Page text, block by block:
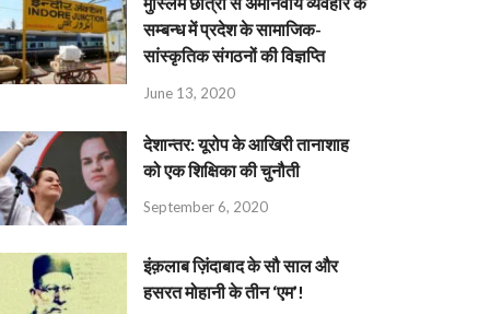
सम्बन्ध में प्रदेश के सामाजिक-
सांस्कृतिक संगठनों की विज्ञप्ति
June 13, 2020
देशान्‍तर: यूरोप के आखिरी तानाशाह
को एक शिक्षिका की चुनौती
September 6, 2020
इंक़लाब ज़िंदाबाद के सौ साल और
हसरत मोहानी के तीन ‘एम’!